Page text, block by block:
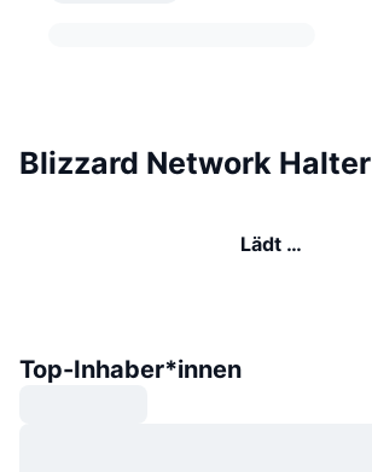
Blizzard Network Halter
Lädt …
Top-Inhaber*innen